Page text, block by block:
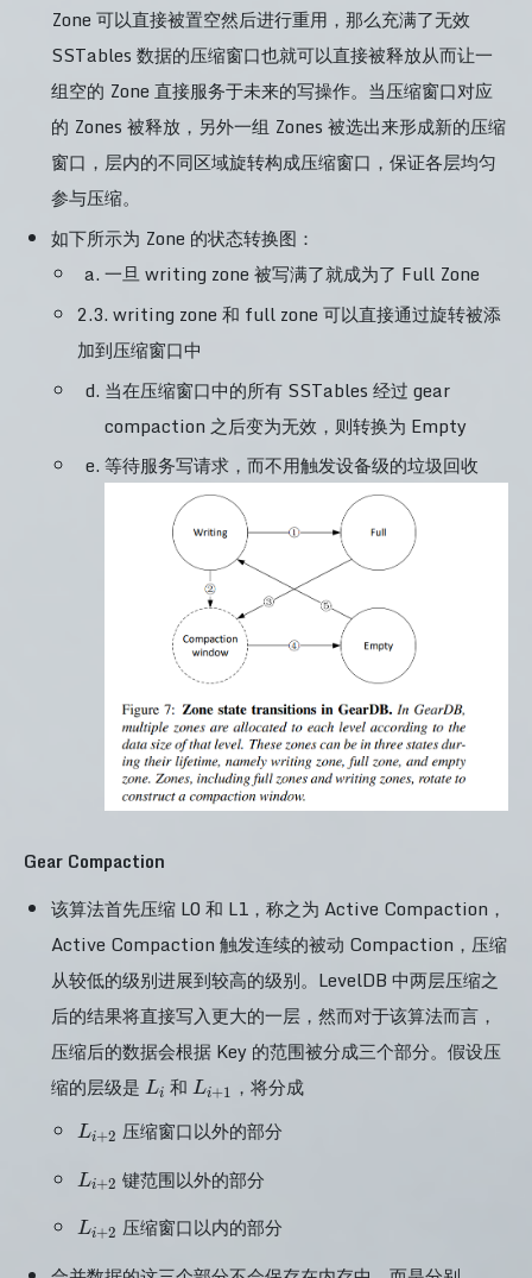
Zone 可以直接被置空然后进行重用，那么充满了无效
SSTables 数据的压缩窗口也就可以直接被释放从而让一
组空的 Zone 直接服务于未来的写操作。当压缩窗口对应
的 Zones 被释放，另外一组 Zones 被选出来形成新的压缩
窗口，层内的不同区域旋转构成压缩窗口，保证各层均匀
参与压缩。
如下所示为 Zone 的状态转换图：
一旦 writing zone 被写满了就成为了 Full Zone
2.3. writing zone 和 full zone 可以直接通过旋转被添
加到压缩窗口中
当在压缩窗口中的所有 SSTables 经过 gear
compaction 之后变为无效，则转换为 Empty
等待服务写请求，而不用触发设备级的垃圾回收
Gear Compaction
该算法首先压缩 L0 和 L1，称之为 Active Compaction，
Active Compaction 触发连续的被动 Compaction，压缩
从较低的级别进展到较高的级别。LevelDB 中两层压缩之
后的结果将直接写入更大的一层，然而对于该算法而言，
压缩后的数据会根据 Key 的范围被分成三个部分。假设压
缩的层级是 L_i
Li 和 L_{i+1}
Li+1 ，将分成
L_{i+2}
Li+2 压缩窗口以外的部分
L_{i+2}
Li+2 键范围以外的部分
L_{i+2}
Li+2 压缩窗口以内的部分